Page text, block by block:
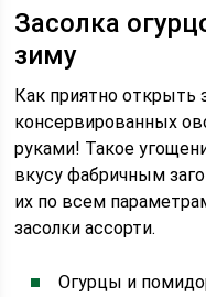
Засолка
зиму
Как приятно открыть
консервированных
руками! Такое
вкусу фабричным
их по всем
засолки ассорти.
Огурцы и